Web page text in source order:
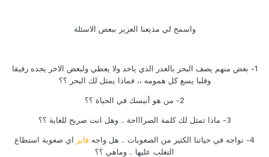
واسمح لي مذيعنا العزيز ببعض الاسئلة
1- بعض منهم يصف البحر بالغدر الذي ياخذ ولا يعطي ولبعض الاخر يجده رفيقا
وقلبا يسع كل همومه ،، فماذا يمثل لك البحر ؟؟
2- من هو أنيسك في الحياة ؟؟
3- ماذا تمثل لك كلمة الصراااحة .. وهل انت صريح للغاية ؟؟
4- نواجه في حياتنا الكثير من الصعوبات .. هل واجه فايز اي صعوبة استطاع
التغلب عليها .. وماهي ؟؟